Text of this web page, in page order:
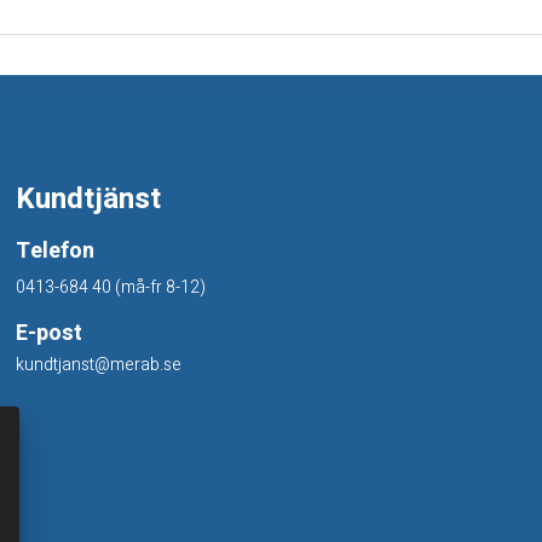
Kundtjänst
Telefon
0413-684 40 (må-fr 8-12)
E-post
kundtjanst@merab.se